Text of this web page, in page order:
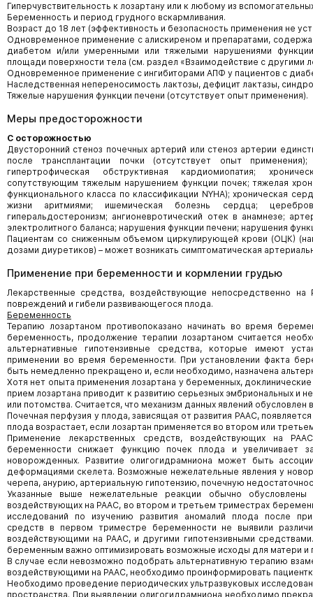
Гиперчувствительность к лозартану или к любому из
Беременность и период грудного вскармливания.
Возраст до 18 лет (эффективность и безопасность применения не
Одновременное применение с алискиреном и препаратами,
диабетом и/или умеренными или тяжелыми нарушениями
площади поверхности тела (см. раздел «Взаимодействие с другими
Одновременное применение с ингибиторами АПФ у пациентов с
Наследственная непереносимость лактозы, дефицит лактазы,
Тяжелые нарушения функции печени (отсутствует опыт применения).
Меры предосторожности
С осторожностью
Двусторонний стеноз почечных артерий или стеноз артерии
после трансплантации почки (отсутствует опыт
гипертрофическая обструктивная кардиомиопатия;
сопутствующим тяжелым нарушением функции почек; тяжелая
функционального класса по классификации NYHA); хроническая
жизни аритмиями; ишемическая болезнь сердца;
гиперальдостеронизм; ангионевротический отек в анамнезе;
электролитного баланса; нарушения функции печени; нарушения
Пациентам со сниженным объемом циркулирующей крови (ОЦК)
дозами диуретиков) – может возникать симптоматическая
Применение при беременности и кормлении грудью
Лекарственные средства, воздействующие непосредственно на
повреждений и гибели развивающегося плода.
Беременность
Терапию лозартаном противопоказано начинать во время
беременность, продолжение терапии лозартаном считается
альтернативные гипотензивные средства, которые имеют
применении во время беременности. При установлении факта
быть немедленно прекращено и, если необходимо, назначена
Хотя нет опыта применения лозартана у беременных,
прием лозартана приводит к развитию серьезных эмбриональных и
или потомства. Считается, что механизм данных явлений обусловлен
Почечная перфузия у плода, зависящая от развития РААС,
плода возрастает, если лозартан применяется во втором или
Применение лекарственных средств, воздействующих на
беременности снижает функцию почек плода и увеличивает
новорожденных. Развитие олигогидрамниона может быть
деформациями скелета. Возможные нежелательные явления у
черепа, анурию, артериальную гипотензию, почечную
Указанные выше нежелательные реакции обычно обусловлены
воздействующих на РААС, во втором и третьем триместрах
исследований по изучению развития аномалий плода после
средств в первом триместре беременности не выявили
воздействующими на РААС, и другими гипотензивными
беременным важно оптимизировать возможные исходы для матери и
В случае если невозможно подобрать альтернативную терапию
воздействующими на РААС, необходимо проинформировать
Необходимо проведение периодических ультразвуковых
пространства. При выявлении олигогидрамниона необходимо